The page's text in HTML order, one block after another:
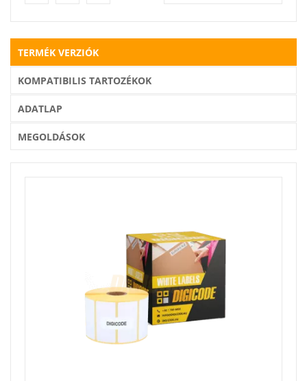
TERMÉK VERZIÓK
KOMPATIBILIS TARTOZÉKOK
ADATLAP
MEGOLDÁSOK